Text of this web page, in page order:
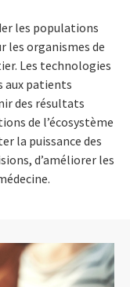
les populations
les organismes de
Les technologies
aux patients
des résultats
de l’écosystème
la puissance des
d’améliorer les